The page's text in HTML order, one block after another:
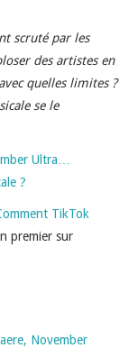
scruté par les
des artistes en
quelles limites ?
se le
Ultra…
?
TikTok
premier sur
November